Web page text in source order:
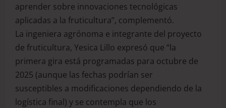
aprender sobre innovaciones tecnológicas
aplicadas a la fruticultura”, complementó.
La ingeniera agrónoma e integrante del proyecto
de fruticultura, Yesica Lillo expresó que “la
primera gira está programadas para octubre de
2025 (aunque las fechas podrían ser
susceptibles a modificaciones dependiendo de la
logística final) y se contempla que los